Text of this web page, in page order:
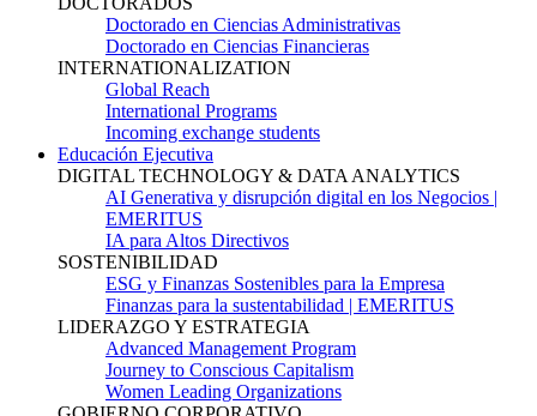
Doctorado en Ciencias Administrativas
Doctorado en Ciencias Financieras
INTERNATIONALIZATION
Global Reach
International Programs
Incoming exchange students
Educación Ejecutiva
DIGITAL TECHNOLOGY & DATA ANALYTICS
AI Generativa y disrupción digital en los Negocios |
EMERITUS
IA para Altos Directivos
SOSTENIBILIDAD
ESG y Finanzas Sostenibles para la Empresa
Finanzas para la sustentabilidad | EMERITUS
LIDERAZGO Y ESTRATEGIA
Advanced Management Program
Journey to Conscious Capitalism
Women Leading Organizations